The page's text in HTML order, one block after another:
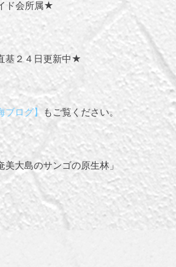
ド会所属★
基２４日更新中★
ブログ】 もご覧ください。
美大島のサンゴの原生林 」